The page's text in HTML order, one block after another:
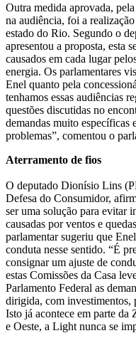
Outra medida aprovada,
na audiência, foi a
estado do Rio. Segundo o
apresentou a proposta, esta
causados em cada lugar
energia. Os parlamentares
Enel quanto pela
tenhamos essas audiências
questões discutidas no
demandas muito específicas
problemas”, comentou o
Aterramento de fios
O deputado Dionísio Lins
Defesa do Consumidor,
ser uma solução para evitar
causadas por ventos e
parlamentar sugeriu que
conduta nesse sentido. “É
consignar um ajuste de
estas Comissões da Casa
Parlamento Federal as
dirigida, com investimentos,
Isto já acontece em parte
e Oeste, a Light nunca se